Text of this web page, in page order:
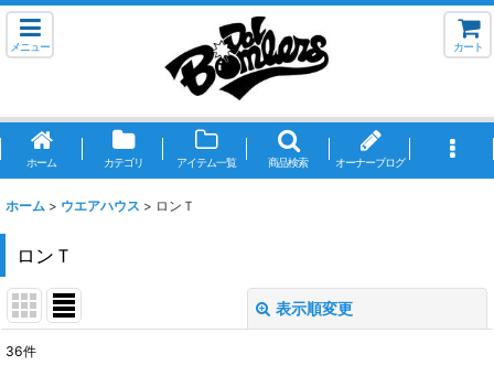
メニュー カート
ホーム カテゴリ アイテム一覧 商品検索 オーナーブログ
ホーム > ウエアハウス > ロンＴ
ロンＴ
表示順変更
36件